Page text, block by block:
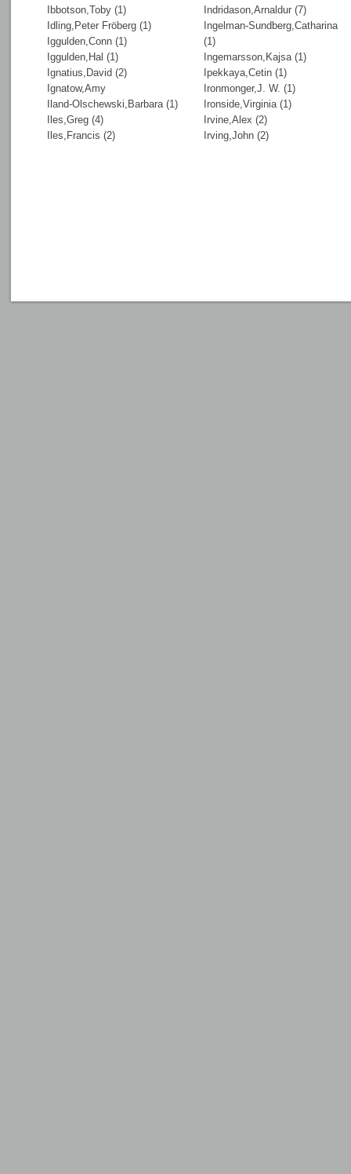
Ibbotson,Toby (1)
Idling,Peter Fröberg (1)
Iggulden,Conn (1)
Iggulden,Hal (1)
Ignatius,David (2)
Ignatow,Amy
Iland-Olschewski,Barbara (1)
Iles,Greg (4)
Iles,Francis (2)
Indridason,Arnaldur (7)
Ingelman-Sundberg,Catharina
(1)
Ingemarsson,Kajsa (1)
Ipekkaya,Cetin (1)
Ironmonger,J. W. (1)
Ironside,Virginia (1)
Irvine,Alex (2)
Irving,John (2)